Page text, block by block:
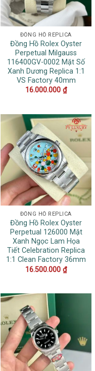
ĐỒNG HỒ REPLICA
Đồng Hồ Rolex Oyster
Perpetual Milgauss
116400GV-0002 Mặt Số
Xanh Dương Replica 1:1
VS Factory 40mm
16.000.000 ₫
ĐỒNG HỒ REPLICA
Đồng Hồ Rolex Oyster
Perpetual 126000 Mặt
Xanh Ngọc Lam Họa
Tiết Celebration Replica
1:1 Clean Factory 36mm
16.500.000 ₫